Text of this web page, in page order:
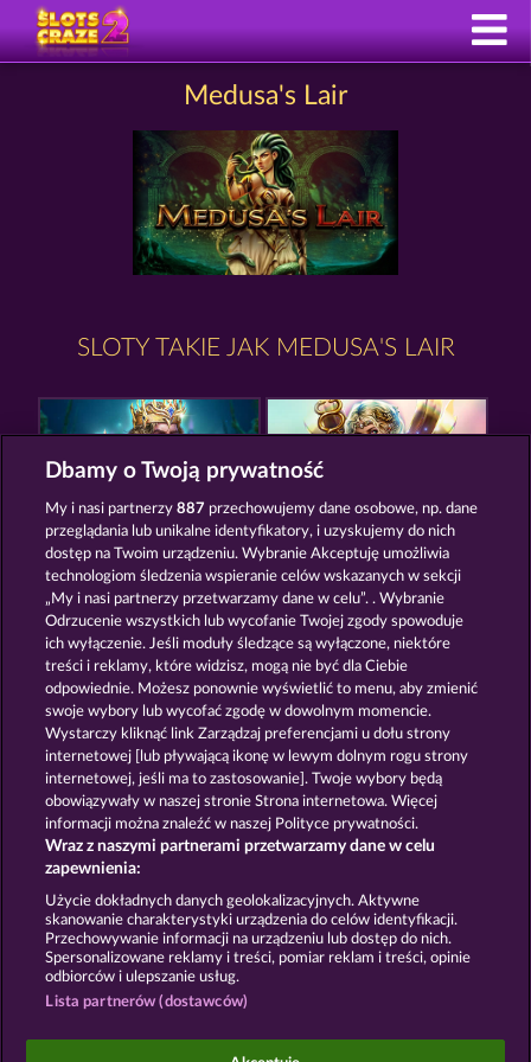
Medusa's Lair
SLOTY TAKIE JAK MEDUSA'S LAIR
POSEIDON'S RISING DEMI GODS V
AURA OF JUPITER GATES OF ISHTAR
Zasady i warunki Polityka prywatności
Nota prawna Firma FAQ Facebook
Prześlij wniosek o wypłatę
Gry społecznościowe mają przeznaczenie czysto
Dbamy o Twoją prywatność
My i nasi partnerzy887 przechowujemy dane osobowe, np. dane
przeglądania lub unikalne identyfikatory, i uzyskujemy do nich
dostęp na Twoim urządzeniu. Wybranie Akceptuję umożliwia
technologiom śledzenia wspieranie celów wskazanych w sekcji
„My i nasi partnerzy przetwarzamy dane w celu”. . Wybranie
Odrzucenie wszystkich lub wycofanie Twojej zgody spowoduje
ich wyłączenie. Jeśli moduły śledzące są wyłączone, niektóre
treści i reklamy, które widzisz, mogą nie być dla Ciebie
odpowiednie. Możesz ponownie wyświetlić to menu, aby zmienić
swoje wybory lub wycofać zgodę w dowolnym momencie.
Wystarczy kliknąć link Zarządzaj preferencjami u dołu strony
internetowej [lub pływającą ikonę w lewym dolnym rogu strony
internetowej, jeśli ma to zastosowanie]. Twoje wybory będą
obowiązywały w naszej stronie Strona internetowa. Więcej
informacji można znaleźć w naszej Polityce prywatności.
Wraz z naszymi partnerami przetwarzamy dane w celu
zapewnienia:
Użycie dokładnych danych geolokalizacyjnych. Aktywne
skanowanie charakterystyki urządzenia do celów identyfikacji.
Przechowywanie informacji na urządzeniu lub dostęp do nich.
Spersonalizowane reklamy i treści, pomiar reklam i treści, opinie
odbiorców i ulepszanie usług.
Lista partnerów (dostawców)